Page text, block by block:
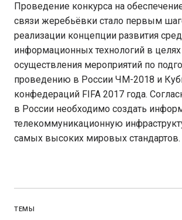
Проведение конкурса на
связи жеребьёвки стало первым
реализации концепции развития
информационных технологий в целях
осуществления мероприятий по
проведению в России ЧМ-2018 и
конфедераций FIFA 2017 года.
в России необходимо создать
телекоммуникационную
самых высоких мировых стандартов.
ТЕМЫ